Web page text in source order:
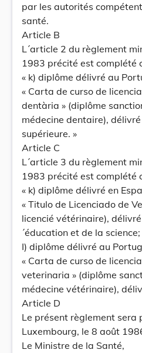
par les autorités
santé.
Article B
L´article 2 du règlement
1983 précité est complété
« k) diplôme délivré au
« Carta de curso de
dentària » (diplôme
médecine dentaire),
supérieure. »
Article C
L´article 3 du règlement
1983 précité est complété
« k) diplôme délivré en
« Titulo de Licenciado de
licencié vétérinaire),
´éducation et de la science;
I) diplôme délivré au
« Carta de curso de
veterinaria » (diplôme
médecine vétérinaire),
Article D
Le présent règlement sera
Luxembourg, le 8 août
Le Ministre de la Santé,